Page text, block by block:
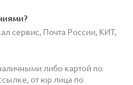
сервис, Почта России, КИТ,
либо картой по
от юр лица по